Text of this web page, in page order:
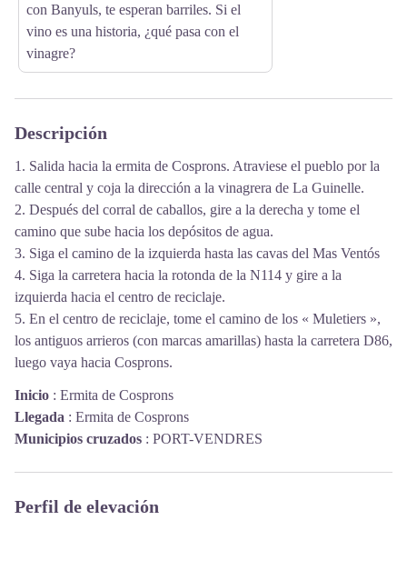
con Banyuls, te esperan barriles. Si el
vino es una historia, ¿qué pasa con el
vinagre?
Descripción
1. Salida hacia la ermita de Cosprons. Atraviese el pueblo por la
calle central y coja la dirección a la vinagrera de La Guinelle.
2. Después del corral de caballos, gire a la derecha y tome el
camino que sube hacia los depósitos de agua.
3. Siga el camino de la izquierda hasta las cavas del Mas Ventós
4. Siga la carretera hacia la rotonda de la N114 y gire a la
izquierda hacia el centro de reciclaje.
5. En el centro de reciclaje, tome el camino de los « Muletiers »,
los antiguos arrieros (con marcas amarillas) hasta la carretera D86,
luego vaya hacia Cosprons.
Inicio : Ermita de Cosprons
Llegada : Ermita de Cosprons
Municipios cruzados : PORT-VENDRES
Perfil de elevación